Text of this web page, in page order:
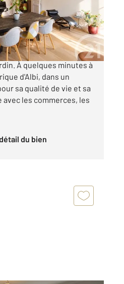
€
ville, maison albigeoise
À quelques minutes à
d'Albi, dans un
sa qualité de vie et sa
les commerces, les
détail du bien